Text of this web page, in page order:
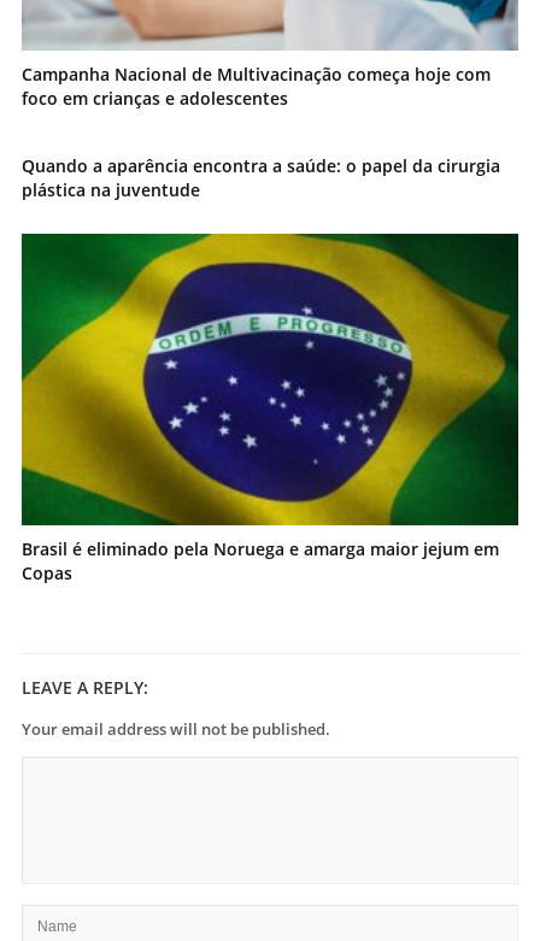
Campanha Nacional de Multivacinação começa hoje com
foco em crianças e adolescentes
Quando a aparência encontra a saúde: o papel da cirurgia
plástica na juventude
Brasil é eliminado pela Noruega e amarga maior jejum em
Copas
LEAVE A REPLY:
Your email address will not be published.